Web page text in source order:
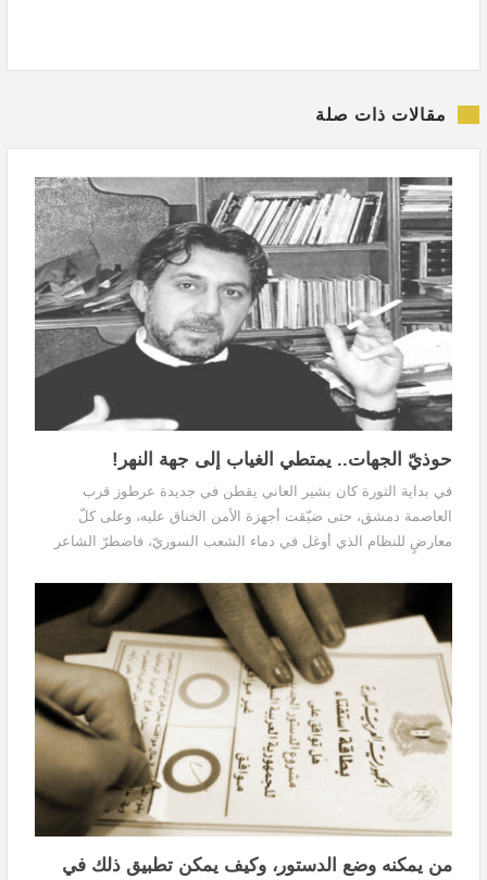
مقالات ذات صلة
حوذيّ الجهات.. يمتطي الغياب إلى جهة النهر!
في بداية الثورة كان بشير العاني يقطن في جديدة عرطوز قرب
العاصمة دمشق، حتى ضيّقت أجهزة الأمن الخناق عليه، وعلى كلّ
معارضٍ للنظام الذي أوغل في دماء الشعب السوريّ، فاضطرّ الشاعر
زوجته بمرضٍ عضالٍ وسوء الحال في دمشق.
من يمكنه وضع الدستور، وكيف يمكن تطبيق ذلك في